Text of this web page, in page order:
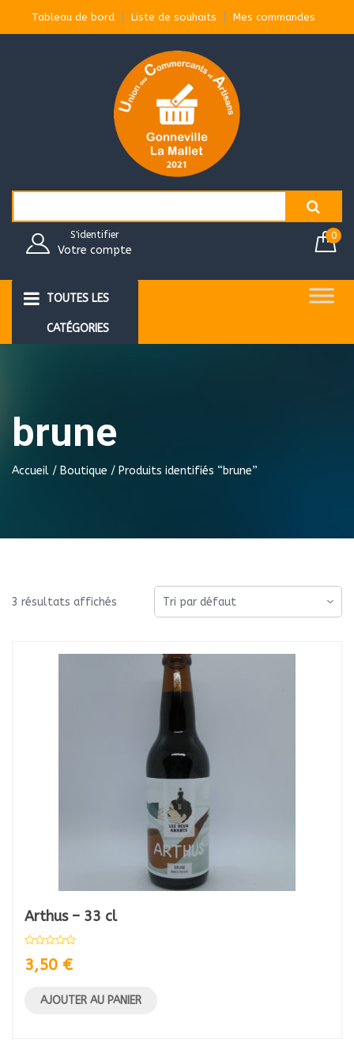
Tableau de bord Liste de souhaits Mes commandes
S'identifier
Votre compte
0
TOUTES LES
CATÉGORIES
brune
Accueil / Boutique / Produits identifiés “brune”
3 résultats affichés
Arthus – 33 cl
3,50 €
AJOUTER AU PANIER